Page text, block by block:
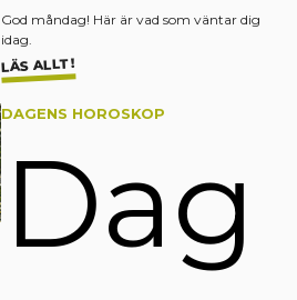
God måndag! Här är vad som väntar dig
idag.
LÄS ALLT!
DAGENS HOROSKOP
Dag